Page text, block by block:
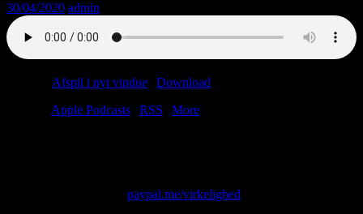
30/04/2020 admin
Afspil i nyt vindue Download
Apple Podcasts RSS
More
paypal.me/virkelighed